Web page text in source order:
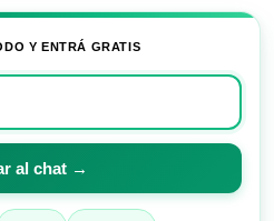
Y ENTRÁ GRATIS
al chat →